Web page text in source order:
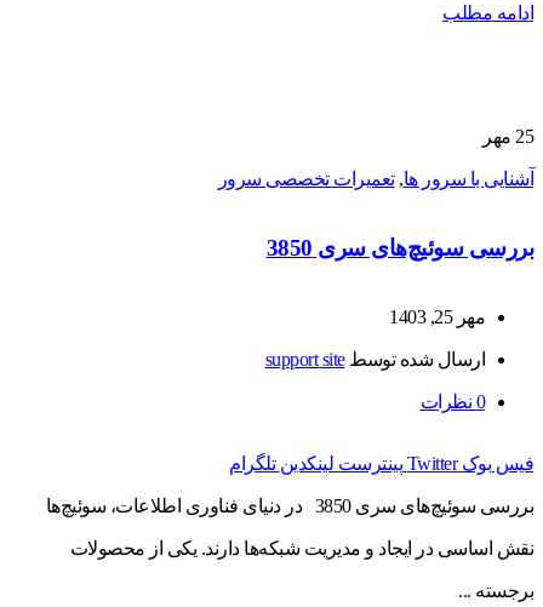
ادامه مطلب
25 مهر
آشنایی با سرور ها,تعمیرات تخصصی سرور
بررسی سوئیچ‌های سری 3850
مهر 25, 1403
ارسال شده توسطsupport site
0 نظرات
فیس بوک Twitter پینترست لینکدین تلگرام
بررسی سوئیچ‌های سری 3850 در دنیای فناوری اطلاعات، سوئیچ‌ها
نقش اساسی در ایجاد و مدیریت شبکه‌ها دارند. یکی از محصولات
برجسته ...